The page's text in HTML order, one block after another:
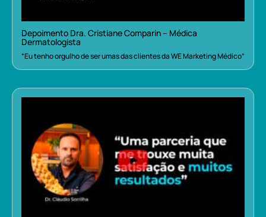
Depoimento Dra. Cristiane Comparin – Médica
Dermatologista
“Eu tenho orgulho de ser umas das clientes da WE Marketing Médico”